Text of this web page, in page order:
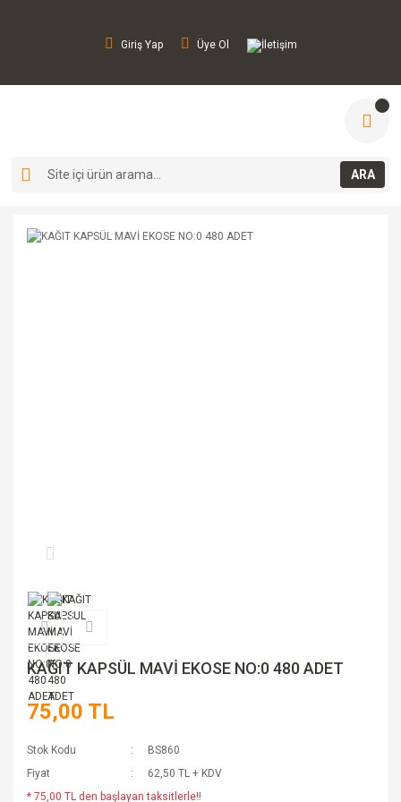
Giriş Yap Üye Ol İletişim
ARA
KAĞIT KAPSÜL MAVİ EKOSE NO:0 480 ADET
75,00 TL
Stok Kodu
BS860
Fiyat
62,50 TL + KDV
* 75,00 TL den başlayan taksitlerle!!